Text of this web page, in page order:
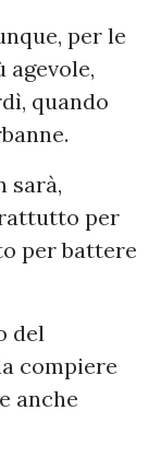
per le
agevole,
quando
sarà,
per
per battere
del
compiere
anche